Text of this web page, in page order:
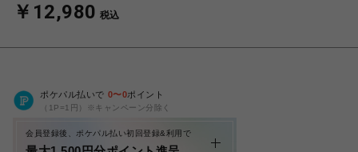
￥12,980 税込
ポケパル払いで 0〜0ポイント
（1P=1円）※キャンペーン分除く
会員登録後、ポケパル払い初回登録&利用で